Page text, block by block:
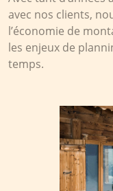
avec nos clients,
l’économie de
les enjeux de
temps.